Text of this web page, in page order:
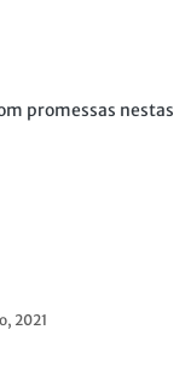
promessas nestas
2021